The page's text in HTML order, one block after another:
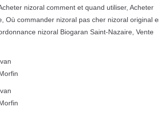
nizoral comment et quand utiliser, Acheter
Où commander nizoral pas cher nizoral original
nizoral Biogaran Saint-Nazaire, Vente